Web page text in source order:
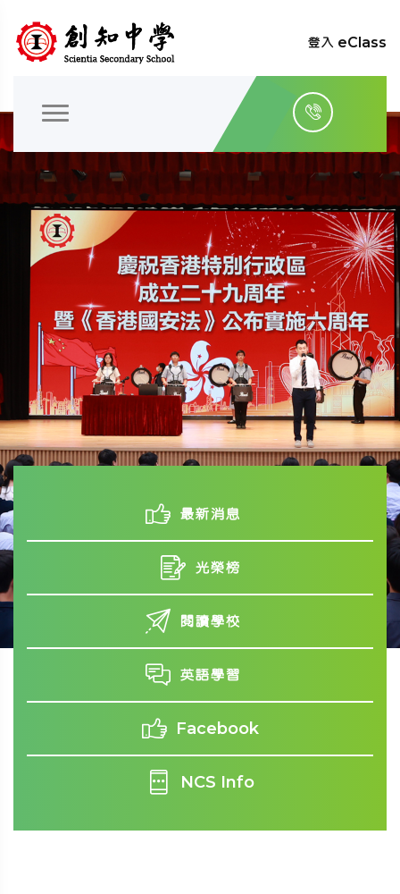
登入 eClass
最新消息
光榮榜
閱讀學校
英語學習
Facebook
NCS Info